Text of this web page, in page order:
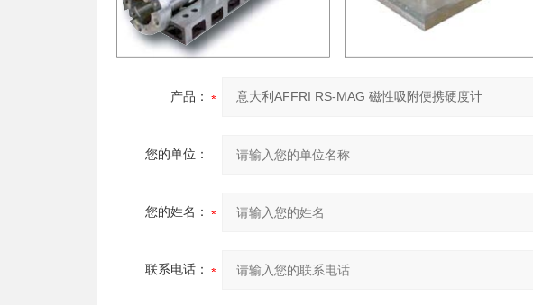
产品：
您的单位：
您的姓名：
联系电话：